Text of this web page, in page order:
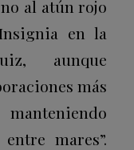
al atún rojo
en la
aunque
más
mares”.